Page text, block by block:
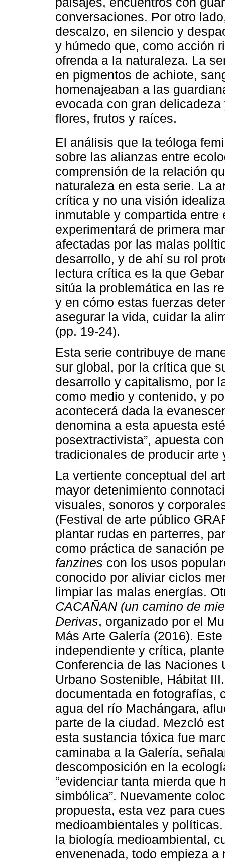
conversaciones. Por otro
descalzo, en silencio y
y húmedo que, como acción
ofrenda a la naturaleza. La
en pigmentos de achiote,
homenajeaban a las
evocada con gran
flores, frutos y raíces.
El análisis que la teóloga
sobre las alianzas entre
comprensión de la relación
naturaleza en esta serie. La
crítica y no una visión
inmutable y compartida
experimentará de primera
afectadas por las malas
desarrollo, y de ahí su rol
lectura crítica es la que
sitúa la problemática en las
y en cómo estas fuerzas
asegurar la vida, cuidar la
(pp. 19-24).
Esta serie contribuye de
sur global, por la crítica que
desarrollo y capitalismo, por
como medio y contenido, y
acontecerá dada la
denomina a esta apuesta
posextractivista”, apuesta
tradicionales de producir arte
La vertiente conceptual del
mayor detenimiento
visuales, sonoros y
(Festival de arte público
plantar rudas en parterres,
como práctica de sanación
fanzines con los usos
conocido por aliviar ciclos
limpiar las malas energías.
CACAÑAN (un camino de
Derivas, organizado por el
Más Arte Galería (2016).
independiente y crítica,
Conferencia de las Naciones
Urbano Sostenible, Hábitat
documentada en fotografías,
agua del río Machángara,
parte de la ciudad. Mezcló
esta sustancia tóxica fue
caminaba a la Galería,
descomposición en la
“evidenciar tanta mierda que
simbólica”. Nuevamente
propuesta, esta vez para
medioambientales y
la biología medioambiental,
envenenada, todo empieza a